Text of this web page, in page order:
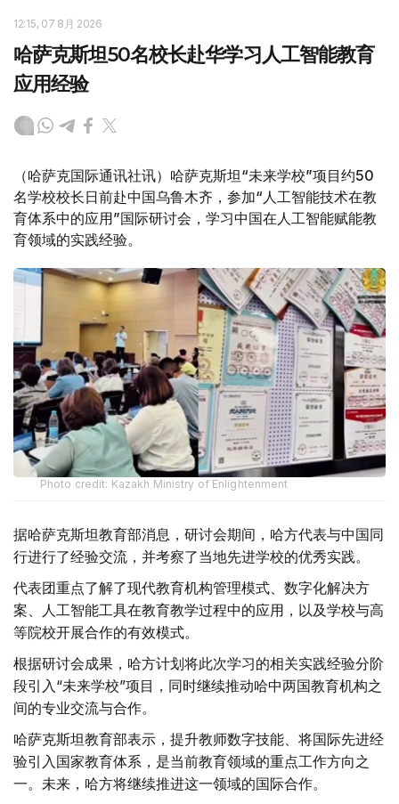
12:15, 07 8月 2026
哈萨克斯坦50名校长赴华学习人工智能教育
应用经验
（哈萨克国际通讯社讯）哈萨克斯坦“未来学校”项目约50
名学校校长日前赴中国乌鲁木齐，参加“人工智能技术在教
育体系中的应用”国际研讨会，学习中国在人工智能赋能教
育领域的实践经验。
Photo credit: Kazakh Ministry of Enlightenment
据哈萨克斯坦教育部消息，研讨会期间，哈方代表与中国同
行进行了经验交流，并考察了当地先进学校的优秀实践。
代表团重点了解了现代教育机构管理模式、数字化解决方
案、人工智能工具在教育教学过程中的应用，以及学校与高
等院校开展合作的有效模式。
根据研讨会成果，哈方计划将此次学习的相关实践经验分阶
段引入“未来学校”项目，同时继续推动哈中两国教育机构之
间的专业交流与合作。
哈萨克斯坦教育部表示，提升教师数字技能、将国际先进经
验引入国家教育体系，是当前教育领域的重点工作方向之
一。未来，哈方将继续推进这一领域的国际合作。